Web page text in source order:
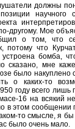
должны
научного
другому. Мое
о том, что
потому что
бомба,
сказано, мне
было накуплено
о каких-то
году всего
16 на всякий
в этом сообщении
то смысле, я
было очень мало.